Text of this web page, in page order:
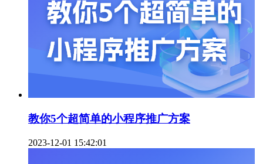
教你5个超简单的小程序推广方案
2023-12-01 15:42:01